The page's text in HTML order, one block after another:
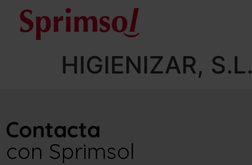
HIGIENIZAR, S.L.
Contacta
con Sprimsol